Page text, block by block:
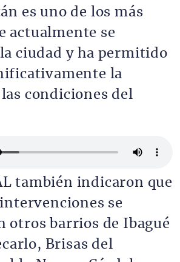
es uno de los más
actualmente se
ciudad y ha permitido
la
condiciones del
también indicaron que
se
otros barrios de Ibagué
Brisas del